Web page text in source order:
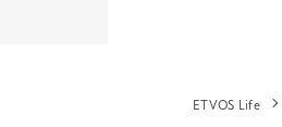
ETVOS Life